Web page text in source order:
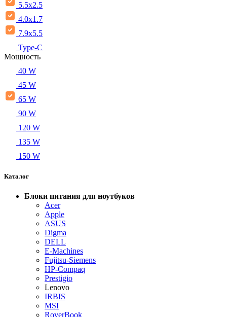
5.5x2.5
4.0x1.7
7.9x5.5
Type-C
Мощность
40 W
45 W
65 W
90 W
120 W
135 W
150 W
Каталог
Блоки питания для ноутбуков
Acer
Apple
ASUS
Digma
DELL
E-Machines
Fujitsu-Siemens
HP-Compaq
Prestigio
Lenovo
IRBIS
MSI
RoverBook